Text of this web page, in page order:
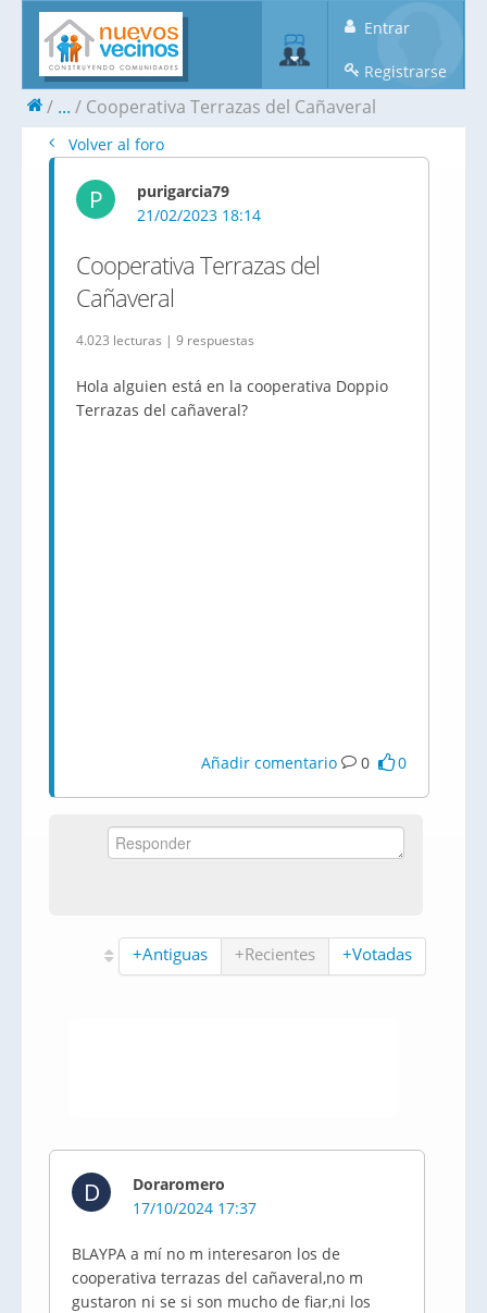
Entrar
Registrarse
... Cooperativa Terrazas del Cañaveral
Volver al foro
P
purigarcia79
21/02/2023 18:14
Cooperativa Terrazas del
Cañaveral
4.023 lecturas | 9 respuestas
Hola alguien está en la cooperativa Doppio
Terrazas del cañaveral?
Añadir comentario 0 0
+Antiguas +Recientes +Votadas
D
Doraromero
17/10/2024 17:37
BLAYPA a mí no m interesaron los de
cooperativa terrazas del cañaveral,no m
gustaron ni se si son mucho de fiar,ni los